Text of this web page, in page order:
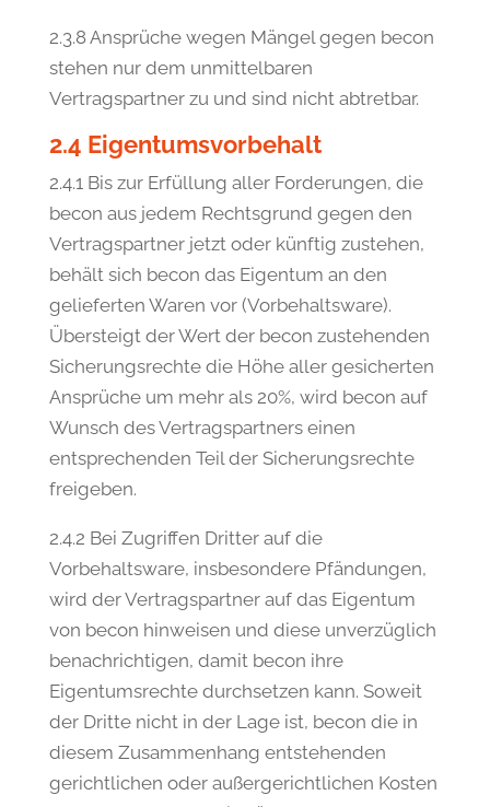
2.3.8 Ansprüche wegen Mängel gegen becon
stehen nur dem unmittelbaren
Vertragspartner zu und sind nicht abtretbar.
2.4 Eigentumsvorbehalt
2.4.1 Bis zur Erfüllung aller Forderungen, die
becon aus jedem Rechtsgrund gegen den
Vertragspartner jetzt oder künftig zustehen,
behält sich becon das Eigentum an den
gelieferten Waren vor (Vorbehaltsware).
Übersteigt der Wert der becon zustehenden
Sicherungsrechte die Höhe aller gesicherten
Ansprüche um mehr als 20%, wird becon auf
Wunsch des Vertragspartners einen
entsprechenden Teil der Sicherungsrechte
freigeben.
2.4.2 Bei Zugriffen Dritter auf die
Vorbehaltsware, insbesondere Pfändungen,
wird der Vertragspartner auf das Eigentum
von becon hinweisen und diese unverzüglich
benachrichtigen, damit becon ihre
Eigentumsrechte durchsetzen kann. Soweit
der Dritte nicht in der Lage ist, becon die in
diesem Zusammenhang entstehenden
gerichtlichen oder außergerichtlichen Kosten